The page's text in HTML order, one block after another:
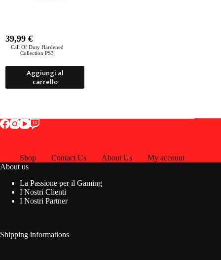
Call Of Duty Hardened
Collection PS3
39,99€
Aggiungi al
carrello
Shop Contact Us About Us
My account
About us
La Passione per il Gaming
I Nostri Clienti
I Nostri Partner
Shipping informations